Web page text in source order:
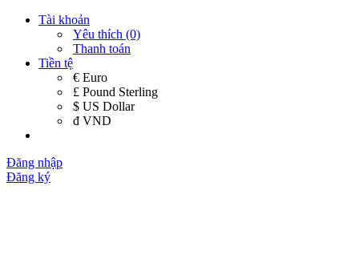
Tài khoản
Yêu thích (0)
Thanh toán
Tiền tệ
€ Euro
£ Pound Sterling
$ US Dollar
đ VND
Đăng nhập
Đăng ký